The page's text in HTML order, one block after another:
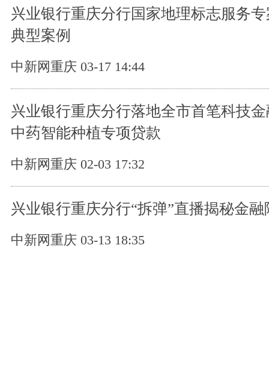
兴业银行重庆分行国家地理标志服务
典型案例
中新网重庆 03-17 14:44
兴业银行重庆分行落地全市首笔科技
中药智能种植专项贷款
中新网重庆 02-03 17:32
兴业银行重庆分行“拆弹”直播揭秘金融
中新网重庆 03-13 18:35